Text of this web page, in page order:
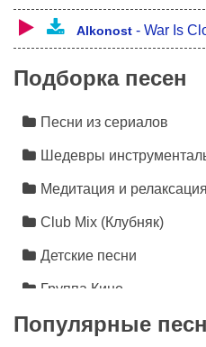
Alkonost - War Is
Подборка песен
Песни из сериалов
Шедевры
Медитация и релаксация
Club Mix (Клубняк)
Детские песни
Группа Кино
Лезгинка
Популярные